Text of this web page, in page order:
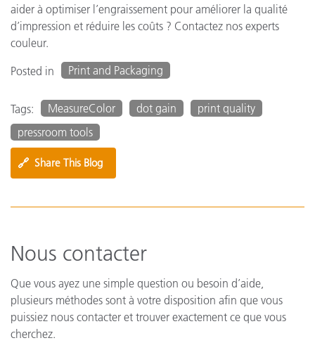
aider à optimiser l’engraissement pour améliorer la qualité
d’impression et réduire les coûts ? Contactez nos experts
couleur.
Posted in
Print and Packaging
Tags: MeasureColor dot gain
print quality
pressroom tools
🔗 Share This Blog
Nous contacter
Que vous ayez une simple question ou besoin d’aide,
plusieurs méthodes sont à votre disposition afin que vous
puissiez nous contacter et trouver exactement ce que vous
cherchez.